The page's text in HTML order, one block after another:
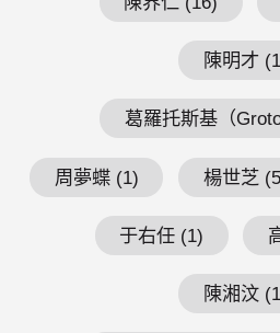
陳明才
葛羅托斯基（
周夢蝶 (1) 楊世芝
于右任 (1)
陳湘汶